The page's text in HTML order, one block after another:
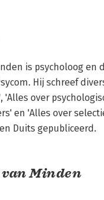
is psycholoog
Hij schreef
'Alles over
en 'Alles over
Duits gepubliceerd.
Minden